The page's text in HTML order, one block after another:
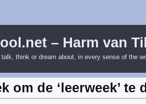
– Harm van
think or dream about, in every sense of the
om de ‘leerweek’ te